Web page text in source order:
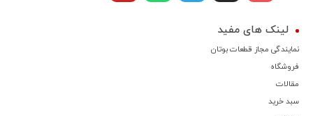
لینک های مفید
نمایندگی مجاز قطعات بوتان
فروشگاه
مقالات
سبد خرید